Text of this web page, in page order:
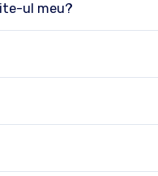
ul meu?